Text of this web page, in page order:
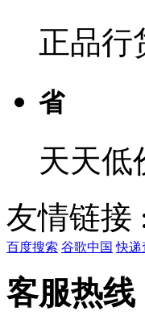
正品行
省
天天低
友情链接
百度搜索 谷歌中国 快递
客服热线